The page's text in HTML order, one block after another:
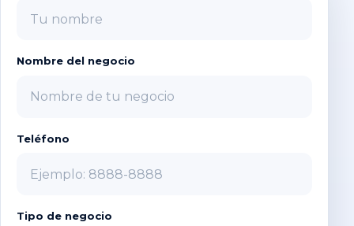
Nombre del negocio
Teléfono
Tipo de negocio